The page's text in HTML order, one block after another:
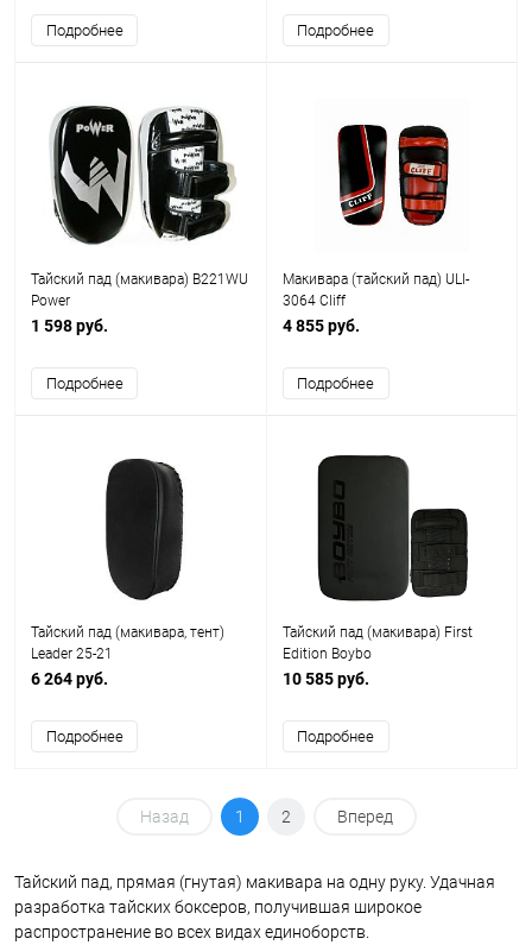
Подробнее Подробнее
Тайский пад (макивара) B221WU
Power
1 598 руб.
Подробнее
Макивара (тайский пад) ULI-
3064 Cliff
4 855 руб.
Подробнее
Тайский пад (макивара, тент)
Leader 25-21
6 264 руб.
Подробнее
Тайский пад (макивара) First
Edition Boybo
10 585 руб.
Подробнее
Назад 1 2 Вперед
Тайский пад, прямая (гнутая) макивара на одну руку. Удачная
разработка тайских боксеров, получившая широкое
распространение во всех видах единоборств.